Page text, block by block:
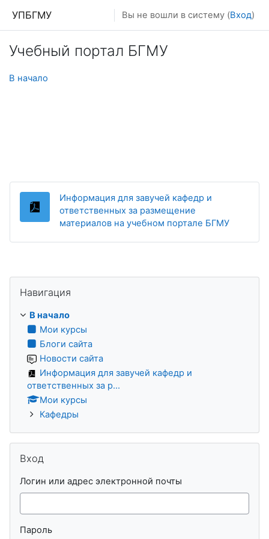
УПБГМУ Вы не вошли в систему (Вход)
Учебный портал БГМУ
В начало
Информация для завучей кафедр и
ответственных за размещение
материалов на учебном портале БГМУФайл
Навигация
В начало
Мои курсы
Блоги сайта
Новости сайта
Информация для завучей кафедр и
ответственных за р...
Мои курсы
Кафедры
Вход
Логин или адрес электронной почты
Пароль